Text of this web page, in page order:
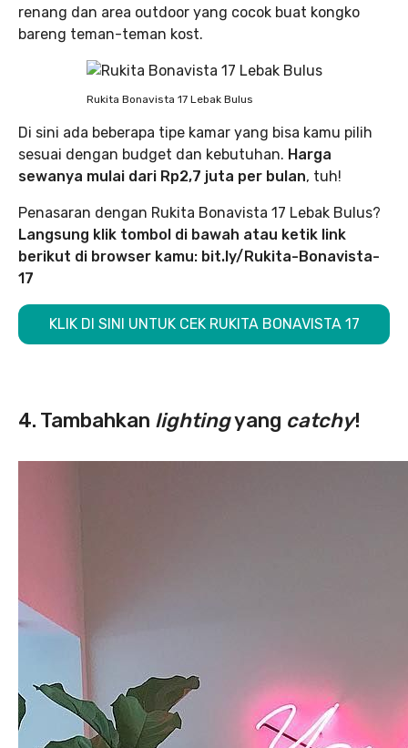
renang dan area outdoor yang cocok buat kongko
bareng teman-teman kost.
Rukita Bonavista 17 Lebak Bulus
Di sini ada beberapa tipe kamar yang bisa kamu pilih
sesuai dengan budget dan kebutuhan. Harga
sewanya mulai dari Rp2,7 juta per bulan, tuh!
Penasaran dengan Rukita Bonavista 17 Lebak Bulus?
Langsung klik tombol di bawah atau ketik link
berikut di browser kamu: bit.ly/Rukita-Bonavista-
17
KLIK DI SINI UNTUK CEK RUKITA BONAVISTA 17
4. Tambahkan lightingyang catchy!